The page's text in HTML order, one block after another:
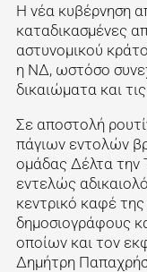
Η νέα κυβέρνηση
καταδικασμένες
αστυνομικού
η ΝΔ, ωστόσο
δικαιώματα και
Σε αποστολή
πάγιων εντολών
ομάδας Δέλτα την
εντελώς
κεντρικό καφέ
δημοσιογράφους
οποίων και τον
Δημήτρη